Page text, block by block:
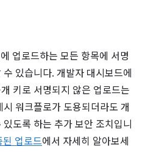
업로드하는 모든 항목에 서명
있습니다. 개발자 대시보드에
키로 서명되지 않은 업로드는
워크플로가 도용되더라도 개
도록 하는 추가 보안 조치입니
업로드에서 자세히 알아보세